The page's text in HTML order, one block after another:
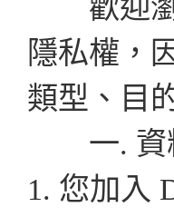
歡迎瀏
隱私權，
類型、目
一. 資
1. 您加入